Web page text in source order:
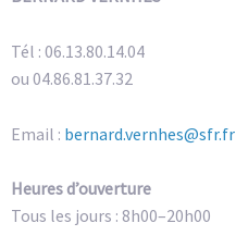
Tél : 06.13.80.14.04
ou 04.86.81.37.32
Email : bernard.vernhes@sfr.fr
Heures d’ouverture
Tous les jours : 8h00–20h00